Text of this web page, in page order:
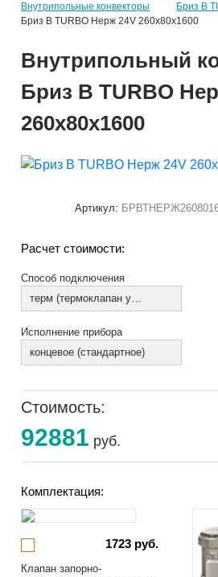
Внутрипольные конвекторы
Бриз В
Бриз В TURBO Нерж 24V 260х80х1600
Внутрипольный
Бриз В TURBO
260х80х1600
Артикул:
Расчет стоимости:
Способ подключения
терм (термоклапан установлен)
Исполнение прибора
концевое (стандартное)
Стоимость:
92881 руб.
Комплектация:
1723 руб.
Клапан запорно-